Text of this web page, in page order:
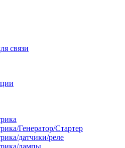
связи
Генератор/Стартер
датчики/реле
лампы